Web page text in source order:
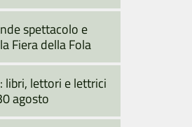
spettacolo e
Fiera della Fola
libri, lettori e lettrici
agosto